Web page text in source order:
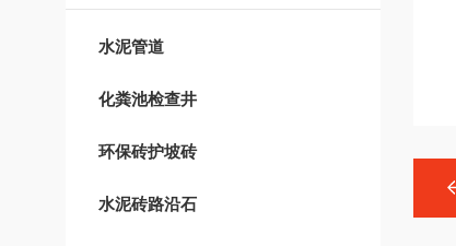
水泥管道
化粪池检查井
环保砖护坡砖
水泥砖路沿石